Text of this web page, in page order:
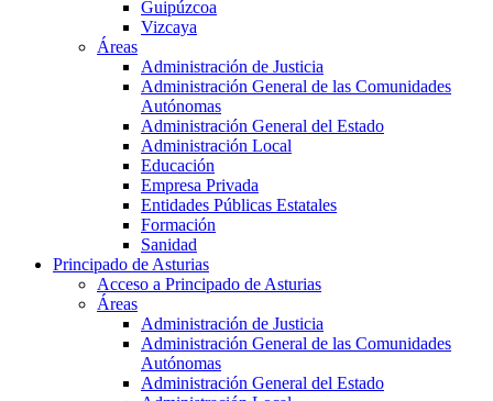
Guipúzcoa
Vizcaya
Áreas
Administración de Justicia
Administración General de las Comunidades
Autónomas
Administración General del Estado
Administración Local
Educación
Empresa Privada
Entidades Públicas Estatales
Formación
Sanidad
Principado de Asturias
Acceso a Principado de Asturias
Áreas
Administración de Justicia
Administración General de las Comunidades
Autónomas
Administración General del Estado